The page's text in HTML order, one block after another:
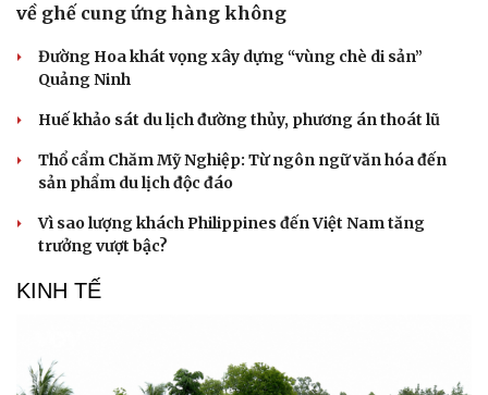
Văn hóa
Sân khấu - Điện ảnh
Văn học
Âm nhạc
Di sản
Giải trí
Thời trang
Sao Việt
về ghế cung ứng hàng không
Đường Hoa khát vọng xây dựng “vùng chè di sản”
Quảng Ninh
Huế khảo sát du lịch đường thủy, phương án thoát lũ
Thổ cẩm Chăm Mỹ Nghiệp: Từ ngôn ngữ văn hóa đến
sản phẩm du lịch độc đáo
Vì sao lượng khách Philippines đến Việt Nam tăng
trưởng vượt bậc?
KINH TẾ